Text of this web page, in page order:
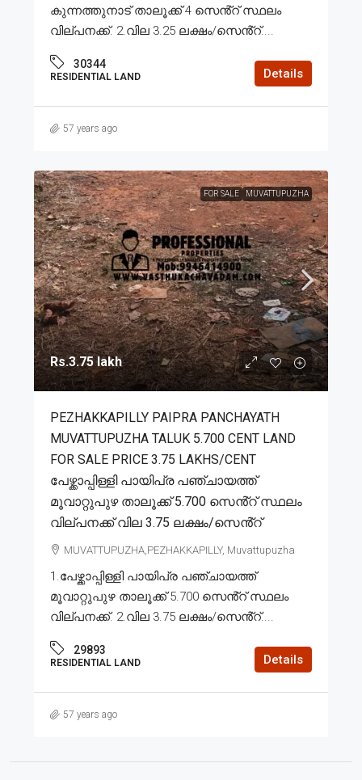
കുന്നത്തുനാട് താലൂക്ക് 4 സെൻ്റ് സ്ഥലം
വില്പനക്ക്. 2.വില 3.25 ലക്ഷം/സെൻ്റ്....
30344
RESIDENTIAL LAND Details
57 years ago
FOR SALE MUVATTUPUZHA
Rs.3.75 lakh
PEZHAKKAPILLY PAIPRA PANCHAYATH
MUVATTUPUZHA TALUK 5.700 CENT LAND
FOR SALE PRICE 3.75 LAKHS/CENT
പേഴ്ക്കാപ്പിള്ളി പായിപ്ര പഞ്ചായത്ത്
മൂവാറ്റുപുഴ താലൂക്ക് 5.700 സെൻ്റ് സ്ഥലം
വില്പനക്ക് വില 3.75 ലക്ഷം/സെൻ്റ്
MUVATTUPUZHA,PEZHAKKAPILLY, Muvattupuzha
1.പേഴ്ക്കാപ്പിള്ളി പായിപ്ര പഞ്ചായത്ത്
മൂവാറ്റുപുഴ താലൂക്ക് 5.700 സെൻ്റ് സ്ഥലം
വില്പനക്ക്. 2.വില 3.75 ലക്ഷം/സെൻ്റ്....
29893
RESIDENTIAL LAND Details
57 years ago